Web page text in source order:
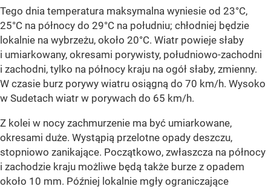
Tego dnia temperatura maksymalna wyniesie od 23°C,
25°C na północy do 29°C na południu; chłodniej będzie
lokalnie na wybrzeżu, około 20°C. Wiatr powieje słaby
i umiarkowany, okresami porywisty, południowo-zachodni
i zachodni, tylko na północy kraju na ogół słaby, zmienny.
W czasie burz porywy wiatru osiągną do 70 km/h. Wysoko
w Sudetach wiatr w porywach do 65 km/h.
Z kolei w nocy zachmurzenie ma być umiarkowane,
okresami duże. Wystąpią przelotne opady deszczu,
stopniowo zanikające. Początkowo, zwłaszcza na północy
i zachodzie kraju możliwe będą także burze z opadem
około 10 mm. Później lokalnie mgły ograniczające